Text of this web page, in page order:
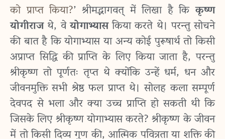
को प्राप्त किया?’ श्रीमद्भागवत् में लिखा है किकृष्ण
योगीराजथे, वेयोगाभ्यासकिया करते थे। परन्तु सोचने
की बात है कि योगाभ्यास या अन्य कोई पुरूषार्थ तो किसी
अप्राप्त सिद्धि की प्राप्ति के लिए किया जाता है, परन्तु
श्रीकृष्ण तो पूर्णतः तृप्त थे क्योंकि उन्हें धर्म, धन और
जीवनमुक्ति सभी श्रेष्ठ फल प्राप्त थे। सोलह कला सम्पूर्ण
देवपद से भला और क्या उच्च प्राप्ति हो सकती थी कि
जिसके लिए श्रीकृष्ण योगाभ्यास करते? श्रीकृष्ण के जीवन